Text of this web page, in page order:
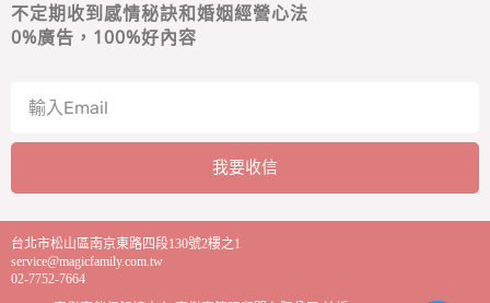
不定期收到感情秘訣和婚姻經營心法
0%廣告，100%好內容
我要收信
l
t
e
台北市松山區南京東路四段130號2樓之1
service@magicfamily.com.tw
02-7752-7664